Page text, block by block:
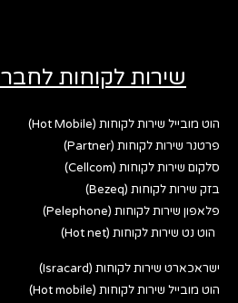
שירות לקוחות
הוט מובייל שירות לקוחות (Hot Mobile)
פרטנר שירות לקוחות (Partner)
סלקום שירות לקוחות (Cellcom)
בזק שירות לקוחות (Bezeq)
פלאפון שירות לקוחות (Pelephone)
הוט נט שירות לקוחות (Hot net)
ישראכארט שירות לקוחות (Isracard)
הוט מובייל שירות לקוחות (Hot mobile)